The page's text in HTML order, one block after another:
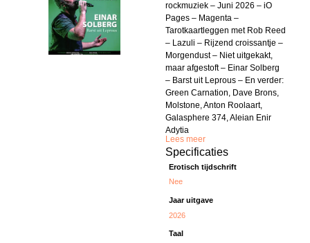
rockmuziek – Juni 2026 – iO
Pages – Magenta –
Tarotkaartleggen met Rob Reed
– Lazuli – Rijzend croissantje –
Morgendust – Niet uitgekakt,
maar afgestoft – Einar Solberg
– Barst uit Leprous – En verder:
Green Carnation, Dave Brons,
Molstone, Anton Roolaart,
Galasphere 374, Aleian Enir
Adytia
Lees meer
Specificaties
Erotisch tijdschrift
Nee
Jaar uitgave
2026
Taal